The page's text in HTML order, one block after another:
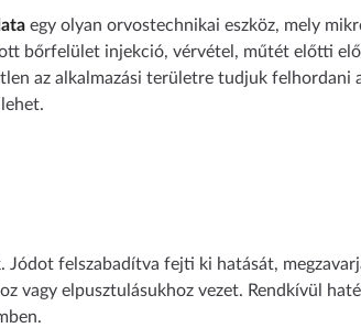
egy olyan orvostechnikai eszköz, mely
bőrfelület injekció, vérvétel, műtét előtti
az alkalmazási területre tudjuk felhordani
felszabadítva fejti ki hatását,
vagy elpusztulásukhoz vezet. Rendkívül